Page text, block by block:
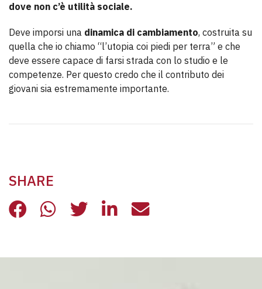
dove non c’è utilità sociale.
Deve imporsi una dinamica di cambiamento, costruita su
quella che io chiamo “l’utopia coi piedi per terra” e che
deve essere capace di farsi strada con lo studio e le
competenze. Per questo credo che il contributo dei
giovani sia estremamente importante.
SHARE
A PROPOSITO DI SOLIDARIETÀ E
A PROPOSITO DI SOLIDARIETÀ
A PROPOSITO DI
A PROPOSITO DI
A PROPOSITO